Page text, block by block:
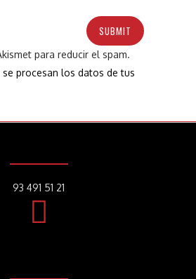
para reducir el spam.
procesan los datos de tus
93 491 51 21